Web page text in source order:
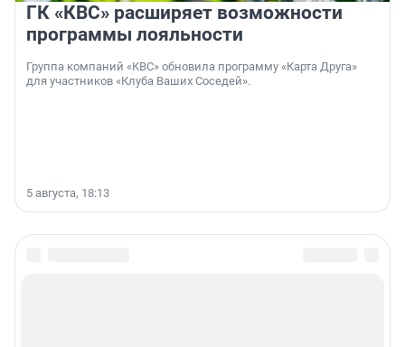
ГК «КВС» расширяет возможности
программы лояльности
Группа компаний «КВС» обновила программу «Карта Друга»
для участников «Клуба Ваших Соседей».
5 августа, 18:13